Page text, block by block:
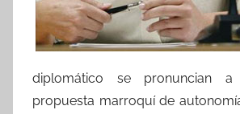
diplomático se pronuncian
propuesta marroquí de